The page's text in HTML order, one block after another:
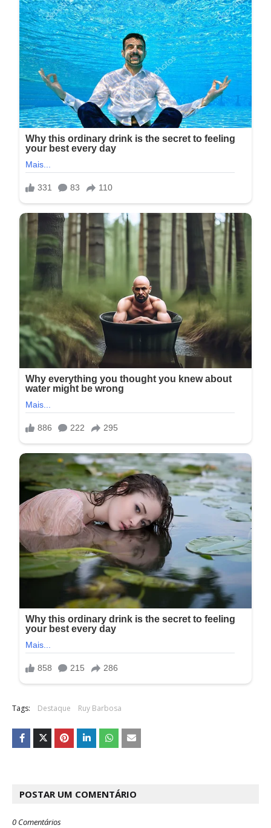
Tags: Destaque Ruy Barbosa
POSTAR UM COMENTÁRIO
0 Comentários